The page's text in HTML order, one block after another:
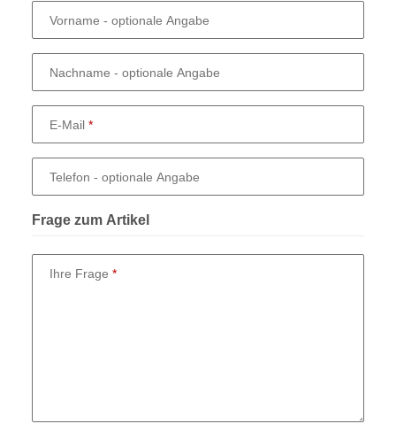
Vorname - optionale Angabe
Nachname - optionale Angabe
E-Mail
Telefon - optionale Angabe
Frage zum Artikel
Ihre Frage